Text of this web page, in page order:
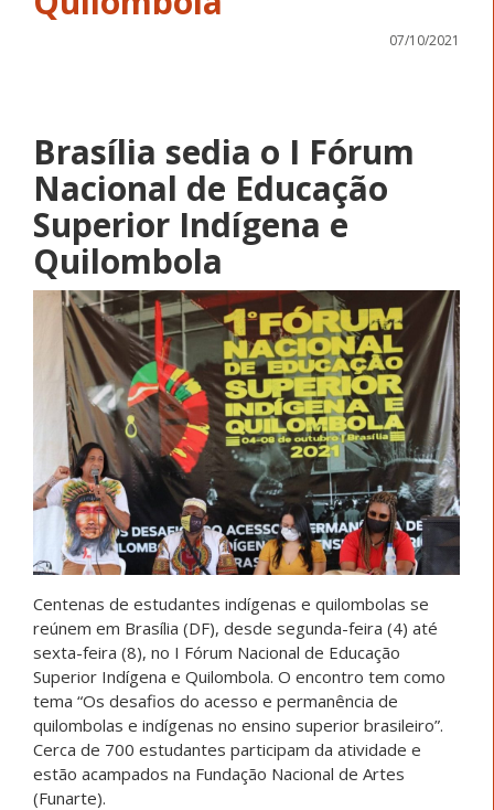
07/10/2021
Brasília sedia o I Fórum
Nacional de Educação
Superior Indígena e
Quilombola
Centenas de estudantes indígenas e quilombolas se
reúnem em Brasília (DF), desde segunda-feira (4) até
sexta-feira (8), no I Fórum Nacional de Educação
Superior Indígena e Quilombola. O encontro tem como
tema “Os desafios do acesso e permanência de
quilombolas e indígenas no ensino superior brasileiro”.
Cerca de 700 estudantes participam da atividade e
estão acampados na Fundação Nacional de Artes
(Funarte).